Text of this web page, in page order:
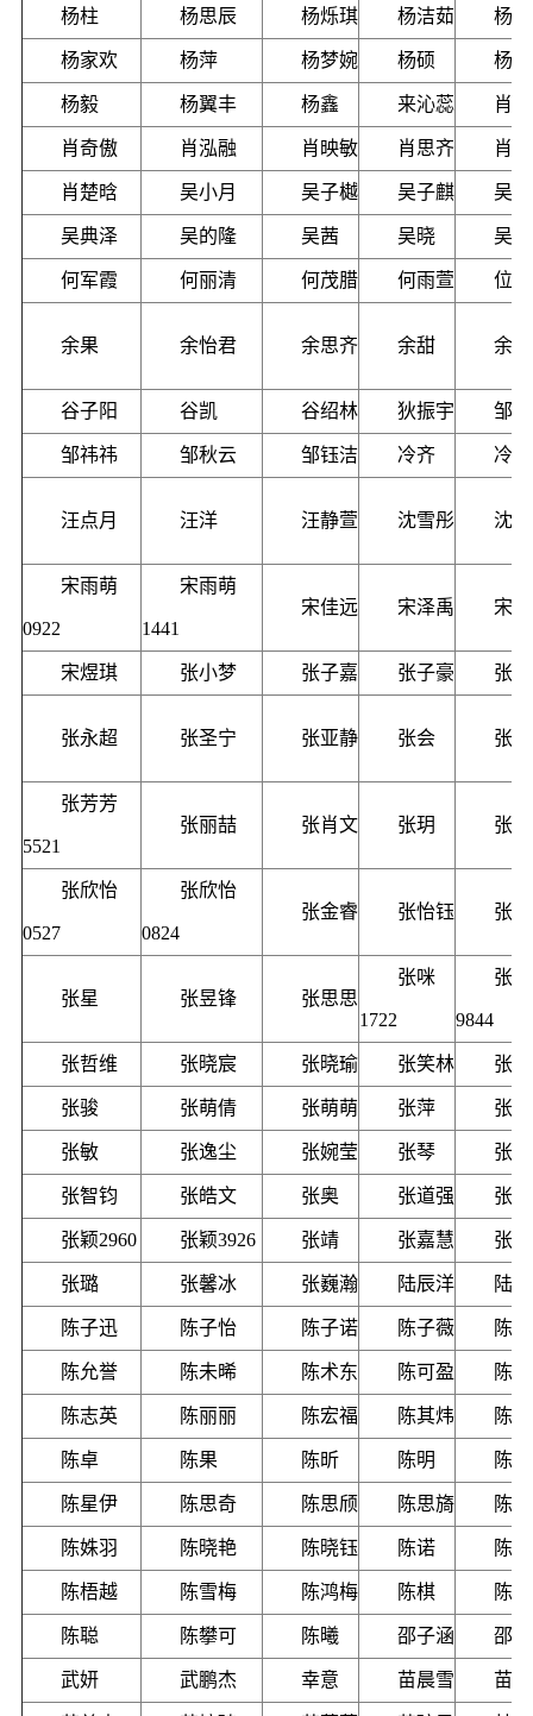
杨柱 杨思辰 杨烁琪 杨洁茹 杨洪
杨家欢 杨萍 杨梦婉 杨硕 杨
杨毅 杨翼丰 杨鑫 来沁蕊 肖
肖奇傲 肖泓融 肖映敏 肖思齐 肖
肖楚晗 吴小月 吴子樾 吴子麒 吴
吴典泽 吴的隆 吴茜 吴晓 吴
何军霞 何丽清 何茂腊 何雨萱 位
余果 余怡君 余思齐 余甜 余偲
谷子阳 谷凯 谷绍林 狄振宇 邹
邹祎祎 邹秋云 邹钰洁 冷齐 冷瑞
汪点月 汪洋 汪静萱 沈雪彤 沈霁
宋雨萌
0922
宋雨萌
1441
宋佳远 宋泽禹 宋
宋煜琪 张小梦 张子嘉 张子豪 张
张永超 张圣宁 张亚静 张会 张
张芳芳
5521
张丽喆 张肖文 张玥 张
张欣怡
0527
张欣怡
0824
张金睿 张怡钰 张
张星 张昱锋 张思思
张咪
1722
张咪
9844
张哲维 张晓宸 张晓瑜 张笑林 张
张骏 张萌倩 张萌萌 张萍 张
张敏 张逸尘 张婉莹 张琴 张琪
张智钧 张皓文 张奥 张道强 张楠
张颖2960 张颖3926 张靖 张嘉慧 张
张璐 张馨冰 张巍瀚 陆辰洋 陆唯
陈子迅 陈子怡 陈子诺 陈子薇 陈
陈允誉 陈未晞 陈术东 陈可盈 陈
陈志英 陈丽丽 陈宏福 陈其炜 陈
陈卓 陈果 陈昕 陈明 陈
陈星伊 陈思奇 陈思颀 陈思旖 陈
陈姝羽 陈晓艳 陈晓钰 陈诺 陈菲
陈梧越 陈雪梅 陈鸿梅 陈棋 陈腾
陈聪 陈攀可 陈曦 邵子涵 邵
武妍 武鹏杰 幸意 苗晨雪 苗